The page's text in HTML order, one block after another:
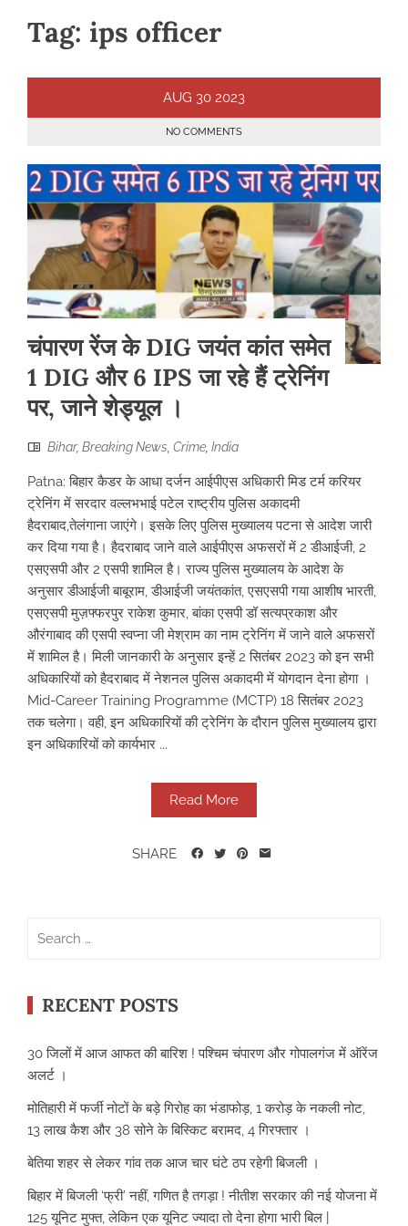
Tag: ips officer
AUG 30 2023
NO COMMENTS
चंपारण रेंज के DIG जयंत कांत समेत
1 DIG और 6 IPS जा रहे हैं ट्रेनिंग
पर, जाने शेड्यूल ।
Bihar, Breaking News, Crime, India
Patna: बिहार कैडर के आधा दर्जन आईपीएस अधिकारी मिड टर्म करियर
ट्रेनिंग में सरदार वल्लभभाई पटेल राष्ट्रीय पुलिस अकादमी
हैदराबाद,तेलंगाना जाएंगे। इसके लिए पुलिस मुख्यालय पटना से आदेश जारी
कर दिया गया है। हैदराबाद जाने वाले आईपीएस अफसरों में 2 डीआईजी, 2
एसएसपी और 2 एसपी शामिल है। राज्य पुलिस मुख्यालय के आदेश के
अनुसार डीआईजी बाबूराम, डीआईजी जयंतकांत, एसएसपी गया आशीष भारती,
एसएसपी मुज़फ्फरपुर राकेश कुमार, बांका एसपी डॉ सत्यप्रकाश और
औरंगाबाद की एसपी स्वप्ना जी मेश्राम का नाम ट्रेनिंग में जाने वाले अफसरों
में शामिल है। मिली जानकारी के अनुसार इन्हें 2 सितंबर 2023 को इन सभी
अधिकारियों को हैदराबाद में नेशनल पुलिस अकादमी में योगदान देना होगा ।
Mid-Career Training Programme (MCTP) 18 सितंबर 2023
तक चलेगा। वही, इन अधिकारियों की ट्रेनिंग के दौरान पुलिस मुख्यालय द्वारा
इन अधिकारियों को कार्यभार ...
Read More
SHARE
RECENT POSTS
30 जिलों में आज आफत की बारिश ! पश्चिम चंपारण और गोपालगंज में ऑरेंज
अलर्ट ।
मोतिहारी में फर्जी नोटों के बड़े गिरोह का भंडाफोड़, 1 करोड़ के नकली नोट,
13 लाख कैश और 38 सोने के बिस्किट बरामद, 4 गिरफ्तार ।
बेतिया शहर से लेकर गांव तक आज चार घंटे ठप रहेगी बिजली ।
बिहार में बिजली ‘फ्री’ नहीं, गणित है तगड़ा ! नीतीश सरकार की नई योजना में
125 यूनिट मुफ्त, लेकिन एक यूनिट ज्यादा तो देना होगा भारी बिल |